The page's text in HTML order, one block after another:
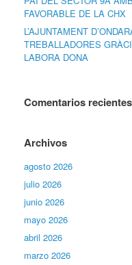
FAVORABLE DE LA CHX
L’AJUNTAMENT
TREBALLADORES
LABORA DONA
Comentarios recientes
Archivos
agosto 2026
julio 2026
junio 2026
mayo 2026
abril 2026
marzo 2026